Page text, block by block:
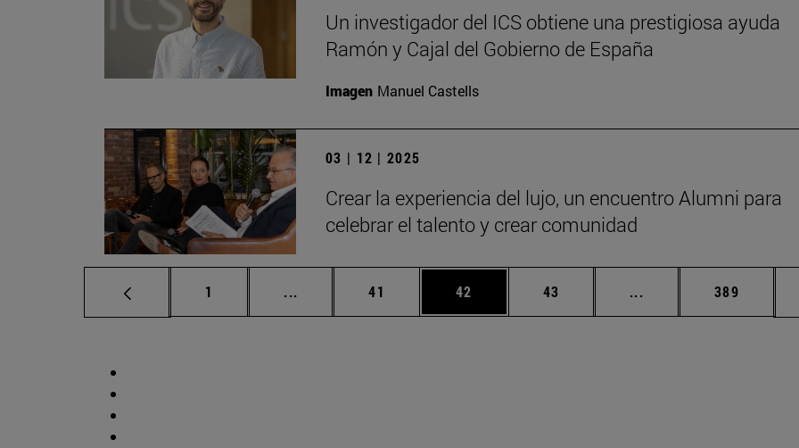
Un investigador del ICS obtiene una prestigiosa ayuda
Ramón y Cajal del Gobierno de España
Imagen Manuel Castells
03 | 12 | 2025
Crear la experiencia del lujo, un encuentro Alumni para
celebrar el talento y crear comunidad
Página
1 ... Páginas intermedias Use TAB para desplazarse.
Página
41 Página
42 Página
43 ... Páginas intermedias
Página
389